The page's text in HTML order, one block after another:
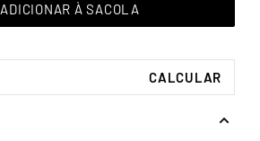
ADICIONAR À SACOLA